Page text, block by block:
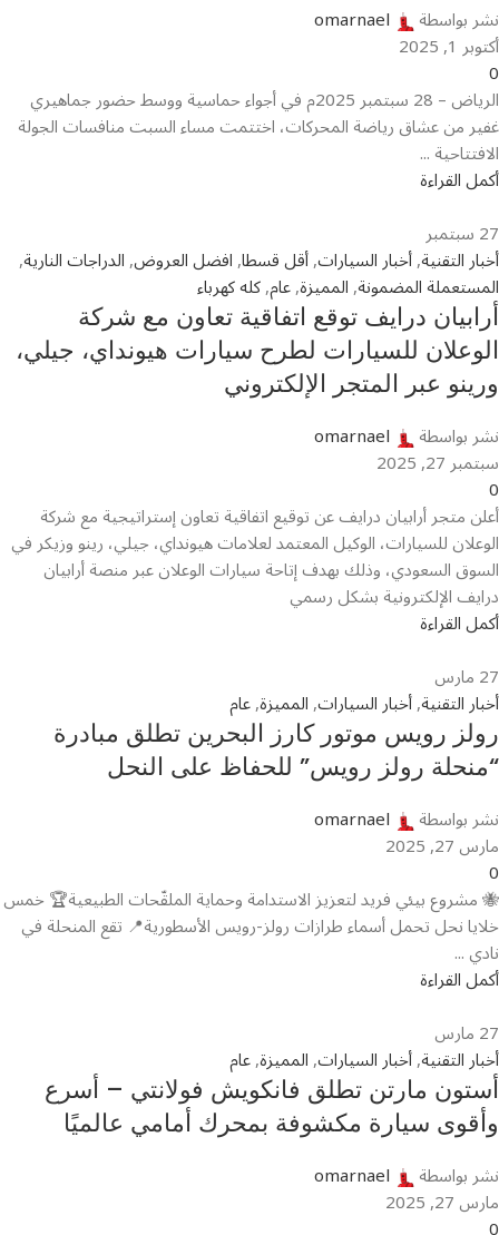
نشر بواسطة omarnael
أكتوبر 1, 2025
0
الرياض – 28 سبتمبر 2025م في أجواء حماسية ووسط حضور جماهيري
غفير من عشاق رياضة المحركات، اختتمت مساء السبت منافسات الجولة
الافتتاحية ...
أكمل القراءة
27سبتمبر
أخبار التقنية,أخبار السيارات,أقل قسطا,افضل العروض,الدراجات النارية,
المستعملة المضمونة,المميزة,عام,كله كهرباء
أرابيان درايف توقع اتفاقية تعاون مع شركة
الوعلان للسيارات لطرح سيارات هيونداي، جيلي،
ورينو عبر المتجر الإلكتروني
نشر بواسطة omarnael
سبتمبر 27, 2025
0
أعلن متجر أرابيان درايف عن توقيع اتفاقية تعاون إستراتيجية مع شركة
الوعلان للسيارات، الوكيل المعتمد لعلامات هيونداي، جيلي، رينو وزيكر في
السوق السعودي، وذلك بهدف إتاحة سيارات الوعلان عبر منصة أرابيان
درايف الإلكترونية بشكل رسمي
أكمل القراءة
27مارس
أخبار التقنية,أخبار السيارات,المميزة,عام
رولز رويس موتور كارز البحرين تطلق مبادرة
“منحلة رولز رويس” للحفاظ على النحل
نشر بواسطة omarnael
مارس 27, 2025
0
🐝 مشروع بيئي فريد لتعزيز الاستدامة وحماية الملقّحات الطبيعية🏆 خمس
خلايا نحل تحمل أسماء طرازات رولز-رويس الأسطورية📍 تقع المنحلة في
نادي ...
أكمل القراءة
27مارس
أخبار التقنية,أخبار السيارات,المميزة,عام
أستون مارتن تطلق فانكويش فولانتي – أسرع
وأقوى سيارة مكشوفة بمحرك أمامي عالميًا
نشر بواسطة omarnael
مارس 27, 2025